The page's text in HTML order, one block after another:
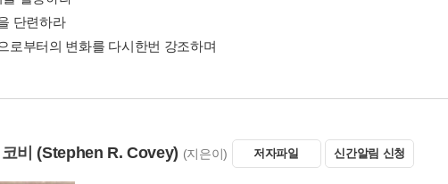
단련하라
로부터의 변화를 다시한번 강조하며
비 (Stephen R. Covey) (지은이) 저자파일 신간알림 신청